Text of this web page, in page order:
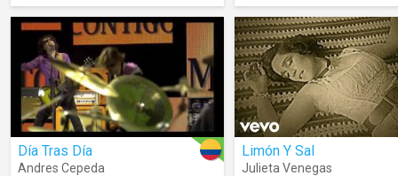
Día Tras Día
Andres Cepeda
Limón Y Sal
Julieta Venegas